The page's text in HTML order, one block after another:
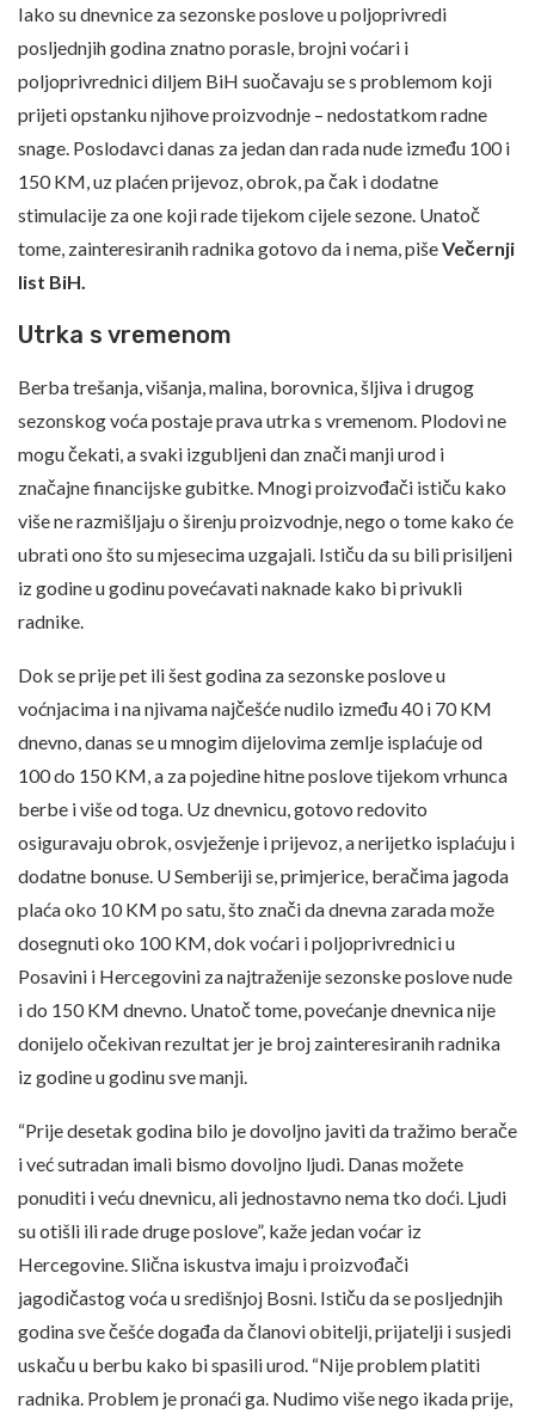
Iako su dnevnice za sezonske poslove u poljoprivredi
posljednjih godina znatno porasle, brojni voćari i
poljoprivrednici diljem BiH suočavaju se s problemom koji
prijeti opstanku njihove proizvodnje – nedostatkom radne
snage. Poslodavci danas za jedan dan rada nude između 100 i
150 KM, uz plaćen prijevoz, obrok, pa čak i dodatne
stimulacije za one koji rade tijekom cijele sezone. Unatoč
tome, zainteresiranih radnika gotovo da i nema, pišeVečernji
list BiH.
Utrka s vremenom
Berba trešanja, višanja, malina, borovnica, šljiva i drugog
sezonskog voća postaje prava utrka s vremenom. Plodovi ne
mogu čekati, a svaki izgubljeni dan znači manji urod i
značajne financijske gubitke. Mnogi proizvođači ističu kako
više ne razmišljaju o širenju proizvodnje, nego o tome kako će
ubrati ono što su mjesecima uzgajali. Ističu da su bili prisiljeni
iz godine u godinu povećavati naknade kako bi privukli
radnike.
Dok se prije pet ili šest godina za sezonske poslove u
voćnjacima i na njivama najčešće nudilo između 40 i 70 KM
dnevno, danas se u mnogim dijelovima zemlje isplaćuje od
100 do 150 KM, a za pojedine hitne poslove tijekom vrhunca
berbe i više od toga. Uz dnevnicu, gotovo redovito
osiguravaju obrok, osvježenje i prijevoz, a nerijetko isplaćuju i
dodatne bonuse. U Semberiji se, primjerice, beračima jagoda
plaća oko 10 KM po satu, što znači da dnevna zarada može
dosegnuti oko 100 KM, dok voćari i poljoprivrednici u
Posavini i Hercegovini za najtraženije sezonske poslove nude
i do 150 KM dnevno. Unatoč tome, povećanje dnevnica nije
donijelo očekivan rezultat jer je broj zainteresiranih radnika
iz godine u godinu sve manji.
“Prije desetak godina bilo je dovoljno javiti da tražimo berače
i već sutradan imali bismo dovoljno ljudi. Danas možete
ponuditi i veću dnevnicu, ali jednostavno nema tko doći. Ljudi
su otišli ili rade druge poslove”, kaže jedan voćar iz
Hercegovine. Slična iskustva imaju i proizvođači
jagodičastog voća u središnjoj Bosni. Ističu da se posljednjih
godina sve češće događa da članovi obitelji, prijatelji i susjedi
uskaču u berbu kako bi spasili urod. “Nije problem platiti
radnika. Problem je pronaći ga. Nudimo više nego ikada prije,